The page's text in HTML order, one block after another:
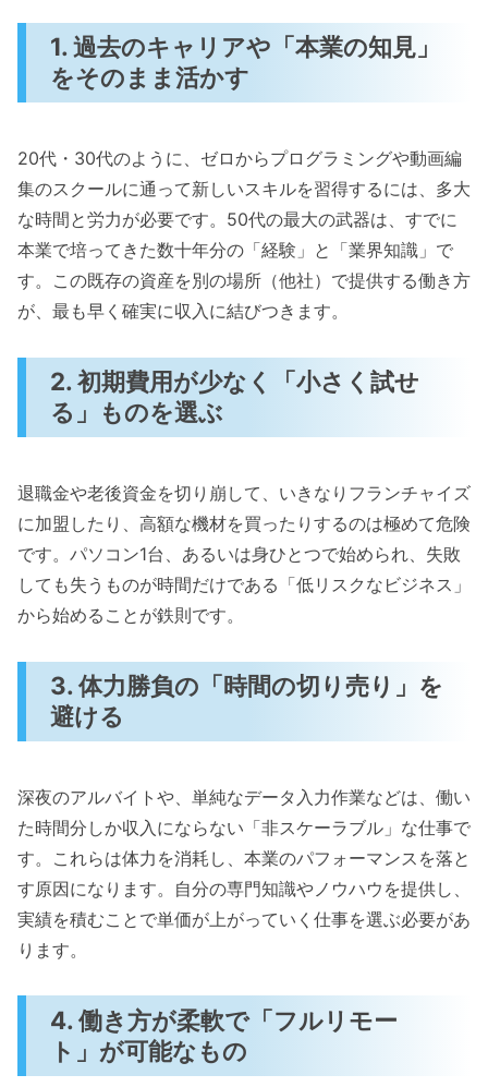
1. 過去のキャリアや「本業の知見」
をそのまま活かす
20代・30代のように、ゼロからプログラミングや動画編
集のスクールに通って新しいスキルを習得するには、多大
な時間と労力が必要です。50代の最大の武器は、すでに
本業で培ってきた数十年分の「経験」と「業界知識」で
す。この既存の資産を別の場所（他社）で提供する働き方
が、最も早く確実に収入に結びつきます。
2. 初期費用が少なく「小さく試せ
る」ものを選ぶ
退職金や老後資金を切り崩して、いきなりフランチャイズ
に加盟したり、高額な機材を買ったりするのは極めて危険
です。パソコン1台、あるいは身ひとつで始められ、失敗
しても失うものが時間だけである「低リスクなビジネス」
から始めることが鉄則です。
3. 体力勝負の「時間の切り売り」を
避ける
深夜のアルバイトや、単純なデータ入力作業などは、働い
た時間分しか収入にならない「非スケーラブル」な仕事で
す。これらは体力を消耗し、本業のパフォーマンスを落と
す原因になります。自分の専門知識やノウハウを提供し、
実績を積むことで単価が上がっていく仕事を選ぶ必要があ
ります。
4. 働き方が柔軟で「フルリモー
ト」が可能なもの